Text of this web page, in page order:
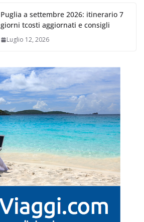
Puglia a settembre 2026: itinerario 7
giorni tcosti aggiornati e consigli
Luglio 12, 2026